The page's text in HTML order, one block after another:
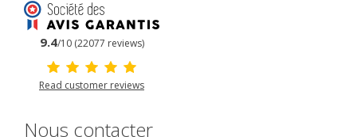
9.4/10 (22077 reviews)
Read customer reviews
Nous contacter